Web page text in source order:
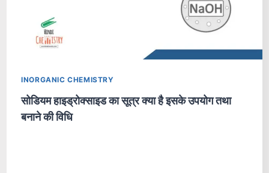
INORGANIC CHEMISTRY
सोडियम हाइड्रोक्साइड का सूत्र क्या है इसके उपयोग तथा
बनाने की विधि